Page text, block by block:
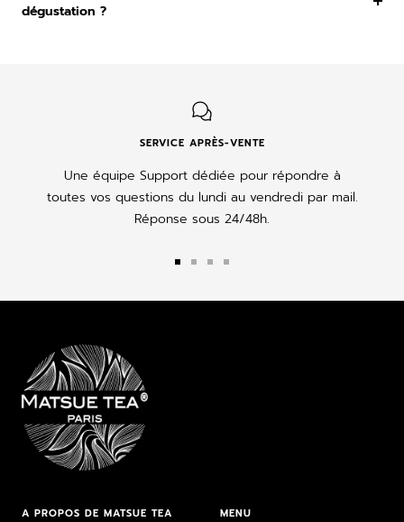
dégustation ?
SERVICE APRÈS-VENTE
Une équipe Support dédiée pour répondre à
toutes vos questions du lundi au vendredi par mail.
Réponse sous 24/48h.
AllerAllerAllerAller
A PROPOS DE MATSUE TEA MENU